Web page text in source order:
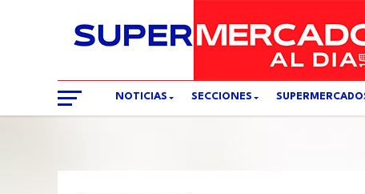
NOTICIAS SECCIONES